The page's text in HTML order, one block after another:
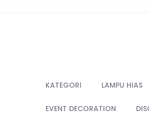
KATEGORI LAMPU HIAS
EVENT DECORATION